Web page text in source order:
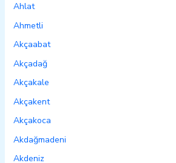
Ahlat
Ahmetli
Akçaabat
Akçadağ
Akçakale
Akçakent
Akçakoca
Akdağmadeni
Akdeniz